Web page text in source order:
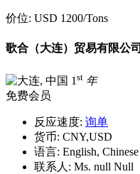
价位: USD 1200/Tons
歌合（大连）贸易有限公司
1 st 年
免费会员
反应速度: 询单
货币: CNY,USD
语言: English, Chinese
联系人: Ms. null Null